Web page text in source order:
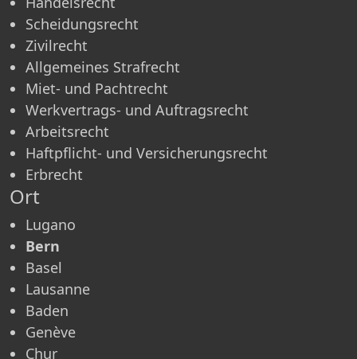
Scheidungsrecht
Zivilrecht
Allgemeines Strafrecht
Miet- und Pachtrecht
Werkvertrags- und Auftragsrecht
Arbeitsrecht
Haftpflicht- und Versicherungsrecht
Erbrecht
Ort
Lugano
Bern
Basel
Lausanne
Baden
Genève
Chur